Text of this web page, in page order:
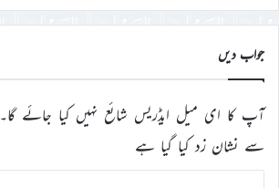
جواب دیں
آپ کا ای میل ایڈریس شائع نہیں کیا جائے گا۔
سے نشان زد کیا گیا ہے